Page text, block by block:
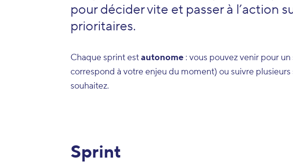
pour décider vite et passer à l’action
prioritaires.
Chaque sprint estautonome : vous pouvez venir pour
correspond à votre enjeu du moment) ou suivre plusieurs
souhaitez.
Sprint